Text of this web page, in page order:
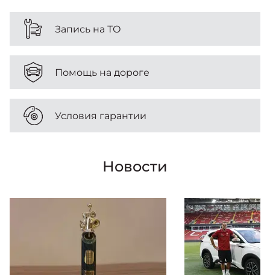
Запись на ТО
Помощь на дороге
Условия гарантии
Новости